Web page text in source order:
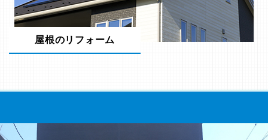
屋根のリフォーム